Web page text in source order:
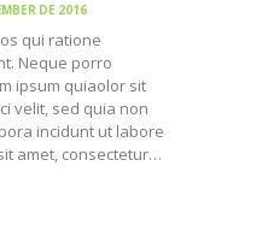
DE 2016
qui ratione
Neque porro
ipsum quiaolor sit
velit, sed quia non
incidunt ut labore
amet, consectetur…